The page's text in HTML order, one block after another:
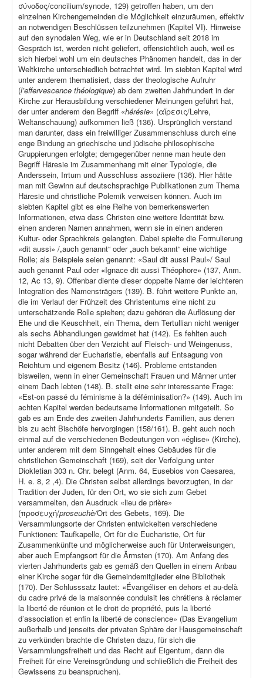
σύνοδος/concilium/synode, 129) getroffen haben, um den
einzelnen Kirchengemeinden die Möglichkeit einzuräumen, effektiv
an notwendigen Beschlüssen teilzunehmen (Kapitel VI). Hinweise
auf den synodalen Weg, wie er in Deutschland seit 2018 im
Gespräch ist, werden nicht geliefert, offensichtlich auch, weil es
sich hierbei wohl um ein deutsches Phänomen handelt, das in der
Weltkirche unterschiedlich betrachtet wird. Im siebten Kapitel wird
unter anderem thematisiert, dass der theologische Aufruhr
(l’effervescence théologique) ab dem zweiten Jahrhundert in der
Kirche zur Herausbildung verschiedener Meinungen geführt hat,
der unter anderem den Begriff «hérésie» (αἵρεσις/Lehre,
Weltanschauung) aufkommen ließ (136). Ursprünglich verstand
man darunter, dass ein freiwilliger Zusammenschluss durch eine
enge Bindung an griechische und jüdische philosophische
Gruppierungen erfolgte; demgegenüber nenne man heute den
Begriff Häresie im Zusammenhang mit einer Typologie, die
Anderssein, Irrtum und Ausschluss assoziiere (136). Hier hätte
man mit Gewinn auf deutschsprachige Publikationen zum Thema
Häresie und christliche Polemik verweisen können. Auch im
siebten Kapitel gibt es eine Reihe von bemerkenswerten
Informationen, etwa dass Christen eine weitere Identität bzw.
einen anderen Namen annahmen, wenn sie in einen anderen
Kultur- oder Sprachkreis gelangten. Dabei spielte die Formulierung
«dit aussi» /„auch genannt“ oder „auch bekannt“ eine wichtige
Rolle; als Beispiele seien genannt: «Saul dit aussi Paul»/ Saul
auch genannt Paul oder «Ignace dit aussi Théophore» (137, Anm.
12, Ac 13, 9). Offenbar diente dieser doppelte Name der leichteren
Integration des Namensträgers (139). B. führt weitere Punkte an,
die im Verlauf der Frühzeit des Christentums eine nicht zu
unterschätzende Rolle spielten; dazu gehören die Auflösung der
Ehe und die Keuschheit, ein Thema, dem Tertullian nicht weniger
als sechs Abhandlungen gewidmet hat (142). Es fehlten auch
nicht Debatten über den Verzicht auf Fleisch- und Weingenuss,
sogar während der Eucharistie, ebenfalls auf Entsagung von
Reichtum und eigenem Besitz (146). Probleme entstanden
bisweilen, wenn in einer Gemeinschaft Frauen und Männer unter
einem Dach lebten (148). B. stellt eine sehr interessante Frage:
«Est-on passé du féminisme à la déféminisation?» (149). Auch im
achten Kapitel werden bedeutsame Informationen mitgeteilt. So
gab es am Ende des zweiten Jahrhunderts Familien, aus denen
bis zu acht Bischöfe hervorgingen (158/161). B. geht auch noch
einmal auf die verschiedenen Bedeutungen von «église» (Kirche),
unter anderem mit dem Sinngehalt eines Gebäudes für die
christlichen Gemeinschaft (169), seit der Verfolgung unter
Diokletian 303 n. Chr. belegt (Anm. 64, Eusebios von Caesarea,
H. e. 8, 2 ,4). Die Christen selbst allerdings bevorzugten, in der
Tradition der Juden, für den Ort, wo sie sich zum Gebet
versammelten, den Ausdruck «lieu de prière»
(προσευχή/proseuchè/Ort des Gebets, 169). Die
Versammlungsorte der Christen entwickelten verschiedene
Funktionen: Taufkapelle, Ort für die Eucharistie, Ort für
Zusammenkünfte und möglicherweise auch für Unterweisungen,
aber auch Empfangsort für die Ärmsten (170). Am Anfang des
vierten Jahrhunderts gab es gemäß den Quellen in einem Anbau
einer Kirche sogar für die Gemeindemitglieder eine Bibliothek
(170). Der Schlusssatz lautet: «Évangéliser en dehors et au-delà
du cadre privé de la maisonnée conduisit les chrétiens à réclamer
la liberté de réunion et le droit de propriété, puis la liberté
d’association et enfin la liberté de conscience» (Das Evangelium
außerhalb und jenseits der privaten Sphäre der Hausgemeinschaft
zu verkünden brachte die Christen dazu, für sich die
Versammlungsfreiheit und das Recht auf Eigentum, dann die
Freiheit für eine Vereinsgründung und schließlich die Freiheit des
Gewissens zu beanspruchen).